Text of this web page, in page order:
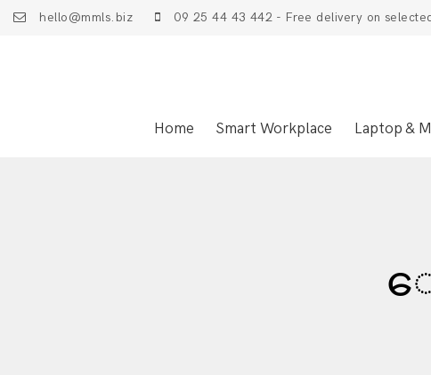
hello@mmls.biz 09 25 44 43 442 - Free delivery on
Home Smart Workplace Laptop &
ေ